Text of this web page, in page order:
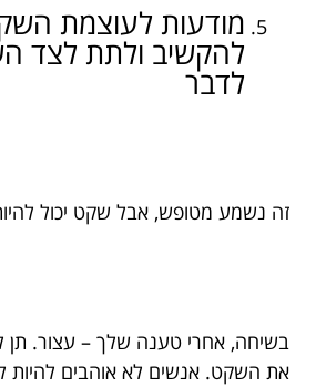
מודעות לעוצמת
להקשיב ולתת לצד
לדבר
זה נשמע מטופש, אבל שקט יכול
בשיחה, אחרי טענה שלך – עצור. תן
את השקט. אנשים לא אוהבים